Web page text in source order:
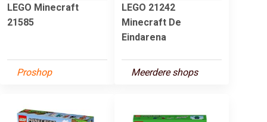
LEGO Minecraft
21585
Proshop
LEGO 21242
Minecraft De
Eindarena
Meerdere shops